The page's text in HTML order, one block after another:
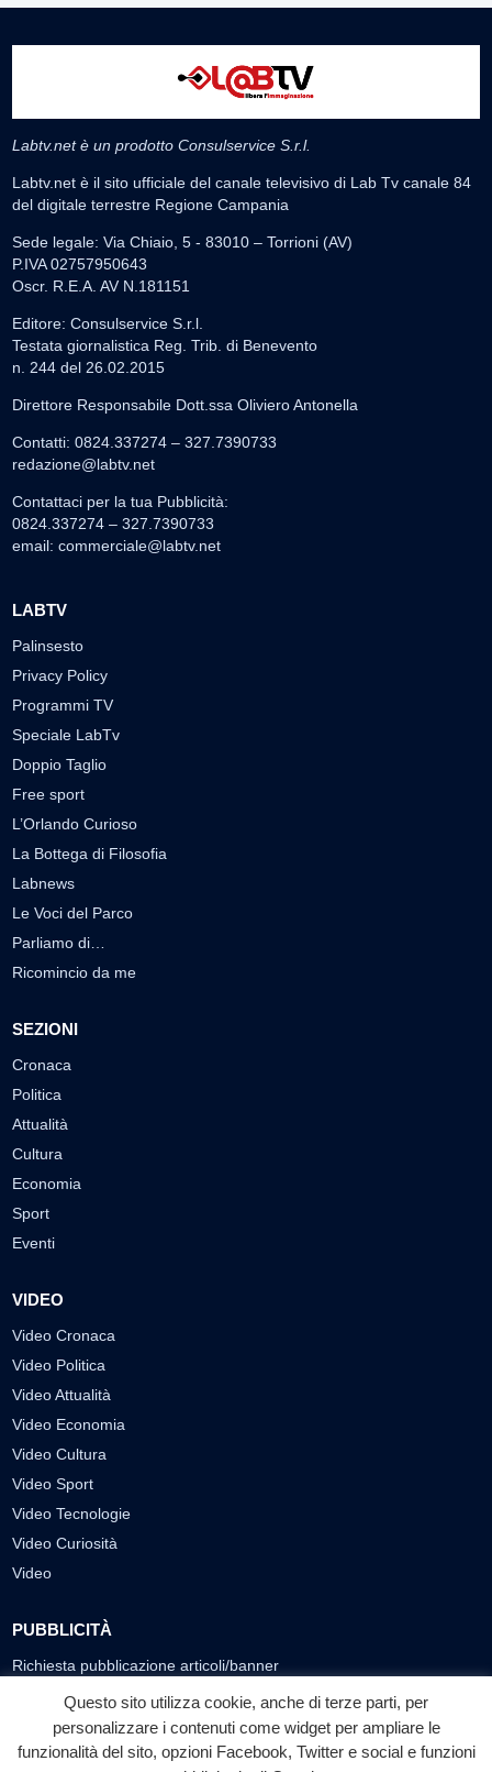
Labtv.net è un prodotto Consulservice S.r.l.
Labtv.net è il sito ufficiale del canale televisivo di Lab Tv canale 84
del digitale terrestre Regione Campania
Sede legale: Via Chiaio, 5 - 83010 – Torrioni (AV)
P.IVA 02757950643
Oscr. R.E.A. AV N.181151
Editore: Consulservice S.r.l.
Testata giornalistica Reg. Trib. di Benevento
n. 244 del 26.02.2015
Direttore Responsabile Dott.ssa Oliviero Antonella
Contatti: 0824.337274 – 327.7390733
redazione@labtv.net
Contattaci per la tua Pubblicità:
0824.337274 – 327.7390733
email: commerciale@labtv.net
LABTV
Palinsesto
Privacy Policy
Programmi TV
Speciale LabTv
Doppio Taglio
Free sport
L’Orlando Curioso
La Bottega di Filosofia
Labnews
Le Voci del Parco
Parliamo di…
Ricomincio da me
SEZIONI
Cronaca
Politica
Attualità
Cultura
Economia
Sport
Eventi
VIDEO
Video Cronaca
Video Politica
Video Attualità
Video Economia
Video Cultura
Video Sport
Video Tecnologie
Video Curiosità
Video
PUBBLICITÀ
Richiesta pubblicazione articoli/banner
SEGUICI SUI SOCIAL
f ◎ ▶
Questo sito utilizza cookie, anche di terze parti, per
personalizzare i contenuti come widget per ampliare le
funzionalità del sito, opzioni Facebook, Twitter e social e funzioni